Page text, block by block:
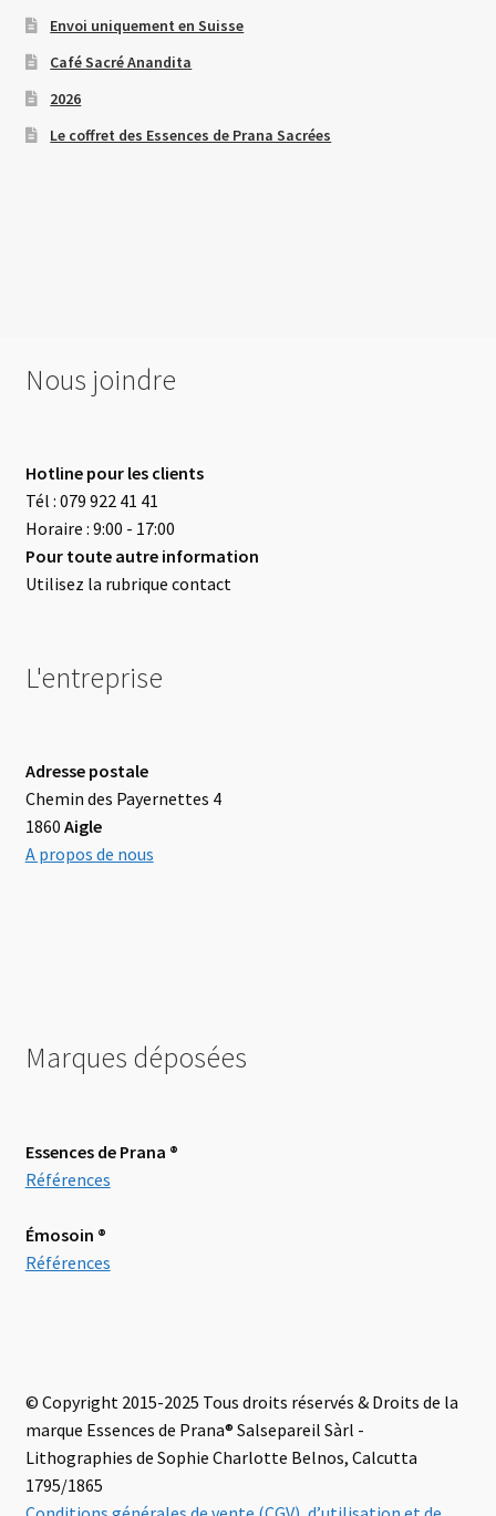
Envoi uniquement en Suisse
Café Sacré Anandita
2026
Le coffret des Essences de Prana Sacrées
Nous joindre
Hotline pour les clients
Tél : 079 922 41 41
Horaire : 9:00 - 17:00
Pour toute autre information
Utilisez la rubrique contact
L'entreprise
Adresse postale
Chemin des Payernettes 4
1860 Aigle
A propos de nous
Marques déposées
Essences de Prana ®
Références
Émosoin ®
Références
© Copyright 2015-2025 Tous droits réservés & Droits de la
marque Essences de Prana® Salsepareil Sàrl -
Lithographies de Sophie Charlotte Belnos, Calcutta
1795/1865